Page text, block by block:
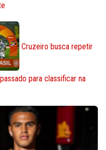
Cruzeiro busca repetir
para classificar na